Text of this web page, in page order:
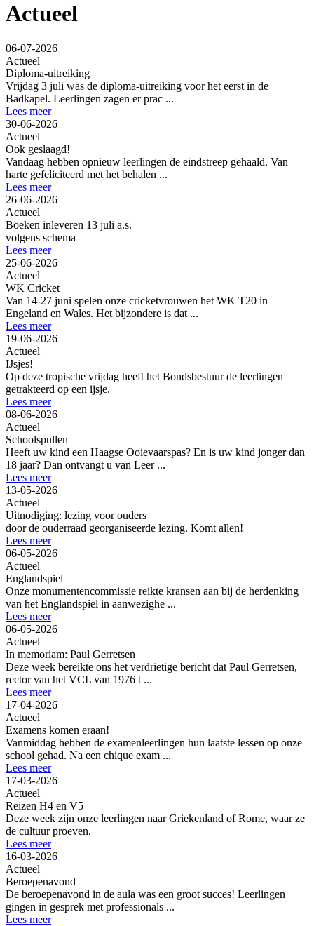
Actueel
06-07-2026
Actueel
Diploma-uitreiking
Vrijdag 3 juli was de diploma-uitreiking voor het eerst in de
Badkapel. Leerlingen zagen er prac ...
Lees meer
30-06-2026
Actueel
Ook geslaagd!
Vandaag hebben opnieuw leerlingen de eindstreep gehaald. Van
harte gefeliciteerd met het behalen ...
Lees meer
26-06-2026
Actueel
Boeken inleveren 13 juli a.s.
volgens schema
Lees meer
25-06-2026
Actueel
WK Cricket
Van 14-27 juni spelen onze cricketvrouwen het WK T20 in
Engeland en Wales. Het bijzondere is dat ...
Lees meer
19-06-2026
Actueel
IJsjes!
Op deze tropische vrijdag heeft het Bondsbestuur de leerlingen
getrakteerd op een ijsje.
Lees meer
08-06-2026
Actueel
Schoolspullen
Heeft uw kind een Haagse Ooievaarspas? En is uw kind jonger dan
18 jaar? Dan ontvangt u van Leer ...
Lees meer
13-05-2026
Actueel
Uitnodiging: lezing voor ouders
door de ouderraad georganiseerde lezing. Komt allen!
Lees meer
06-05-2026
Actueel
Englandspiel
Onze monumentencommissie reikte kransen aan bij de herdenking
van het Englandspiel in aanwezighe ...
Lees meer
06-05-2026
Actueel
In memoriam: Paul Gerretsen
Deze week bereikte ons het verdrietige bericht dat Paul Gerretsen,
rector van het VCL van 1976 t ...
Lees meer
17-04-2026
Actueel
Examens komen eraan!
Vanmiddag hebben de examenleerlingen hun laatste lessen op onze
school gehad. Na een chique exam ...
Lees meer
17-03-2026
Actueel
Reizen H4 en V5
Deze week zijn onze leerlingen naar Griekenland of Rome, waar ze
de cultuur proeven.
Lees meer
16-03-2026
Actueel
Beroepenavond
De beroepenavond in de aula was een groot succes! Leerlingen
gingen in gesprek met professionals ...
Lees meer